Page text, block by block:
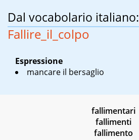
Dal vocabolario italiano:
Fallire_il_colpo
Espressione
mancare il bersaglio
fallimentari
fallimenti
fallimento